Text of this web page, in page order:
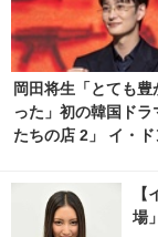
岡田将生「とても豊
った」初の韓国ドラ
たちの店 2」 イ・
場